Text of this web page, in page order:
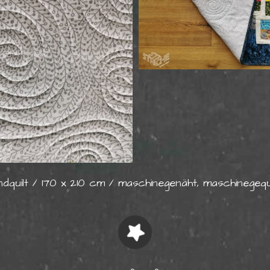
/ 170 x 210 cm / maschinegenäht,